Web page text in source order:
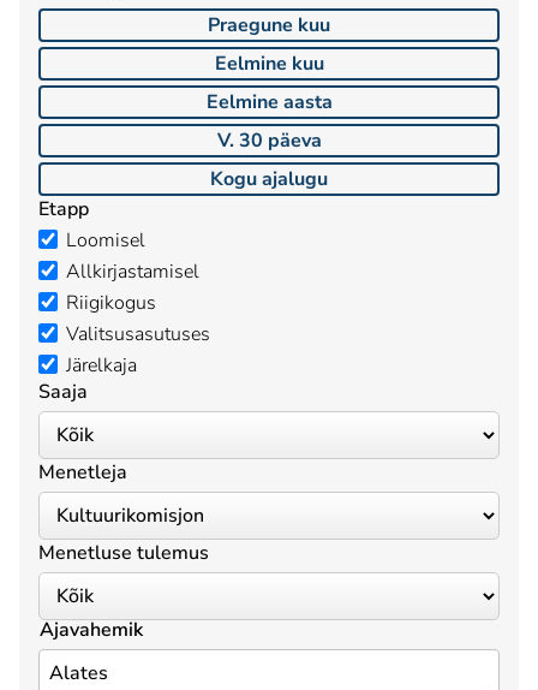
Praegune kuu
Eelmine kuu
Eelmine aasta
V. 30 päeva
Kogu ajalugu
Etapp
Loomisel
Allkirjastamisel
Riigikogus
Valitsusasutuses
Järelkaja
Saaja
Menetleja
Menetluse tulemus
Ajavahemik
Alates